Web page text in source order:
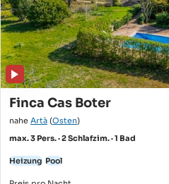
Finca Cas Boter
nahe Artà (Osten)
max. 3 Pers. · 2 Schlafzim. · 1 Bad
Heizung Pool